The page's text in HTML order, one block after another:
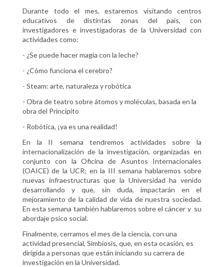
Durante todo el mes, estaremos visitando centros
educativos de distintas zonas del país, con
investigadores e investigadoras de la Universidad con
actividades como:
- ¿Se puede hacer magia con la leche?
- ¿Cómo funciona el cerebro?
- Steam: arte, naturaleza y robótica
- Obra de teatro sobre átomos y moléculas, basada en la
obra del Principito
- Robótica, ¡ya es una realidad!
En la II semana tendremos actividades sobre la
internacionalización de la investigación, organizadas en
conjunto con la Oficina de Asuntos Internacionales
(OAICE) de la UCR; en la III semana hablaremos sobre
nuevas infraestructuras que la Universidad ha venido
desarrollando y que, sin duda, impactarán en el
mejoramiento de la calidad de vida de nuestra sociedad.
En esta semana también hablaremos sobre el cáncer y su
abordaje psico social.
Finalmente, cerramos el mes de la ciencia, con una
actividad presencial, Simbiosis, que, en esta ocasión, es
dirigida a personas que están iniciando su carrera de
investigación en la Universidad.